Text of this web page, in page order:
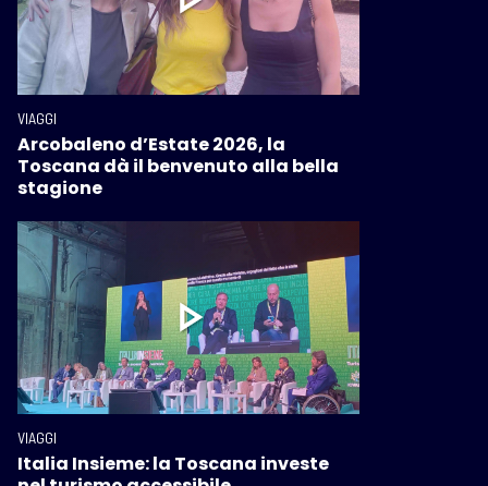
VIAGGI
Arcobaleno d’Estate 2026, la
Toscana dà il benvenuto alla bella
stagione
VIAGGI
Italia Insieme: la Toscana investe